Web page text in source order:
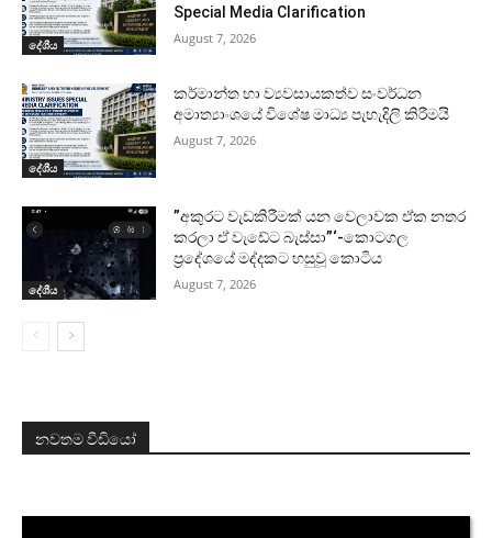
දේශීය
Special Media Clarification
August 7, 2026
දේශීය
කර්මාන්ත හා ව්‍යවසායකත්ව සංවර්ධන
අමාත්‍යාංශයේ විශේෂ මාධ්‍ය පැහැදිලි කිරීමයි
August 7, 2026
දේශීය
”අකුරට වැඩකිරීමක් යන වෙලාවක ඒක නතර
කරලා ඒ වැඩේට බැස්සා”‘-කොටගල
ප්‍රදේශයේ මද්දකට හසුවූ කොටිය
August 7, 2026
නවතම වීඩියෝ